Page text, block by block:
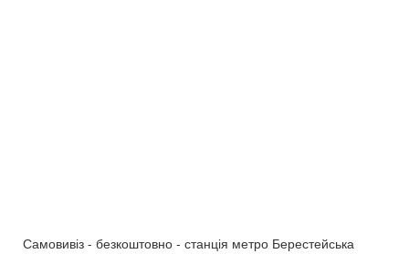
Самовивіз - безкоштовно - станція метро Берестейська